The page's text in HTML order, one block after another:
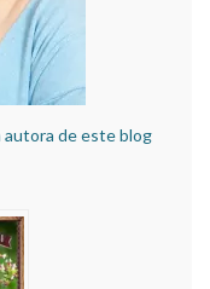
autora de este blog